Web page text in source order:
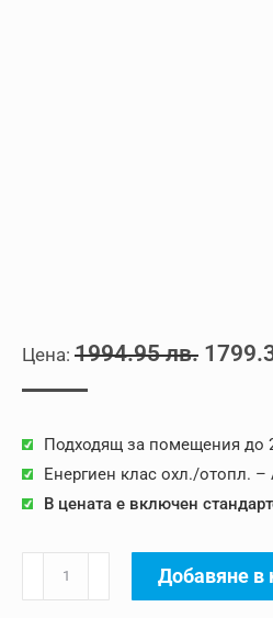
1994.95лв.
Подходящ за помещения до
Енергиен клас охл./отопл. –
В цената е включен
за
Добавяне в